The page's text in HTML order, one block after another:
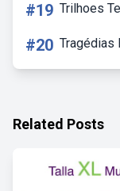
#19 Trilhoes
#20 Tragédias
Related Posts